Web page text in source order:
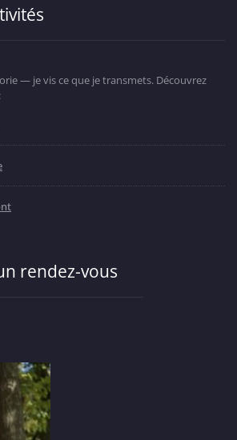
— je vis ce que je transmets. Découvrez
rendez-vous